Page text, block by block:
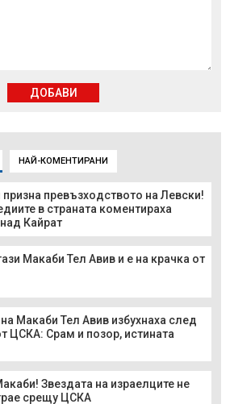
НАЙ-КОМЕНТИРАНИ
призна превъзходството на Левски!
в страната коментираха
Кайрат
Макаби Тел Авив и е на крачка от
Макаби Тел Авив избухнаха след
ЦСКА: Срам и позор, истината
Звездата на израелците не
срещу ЦСКА
ДОБАВИ